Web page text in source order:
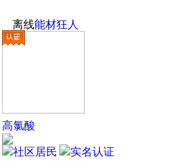
离线能材狂人
高氯酸